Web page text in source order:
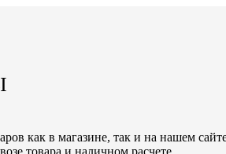
как в магазине, так и на нашем
товара и наличном расчете.